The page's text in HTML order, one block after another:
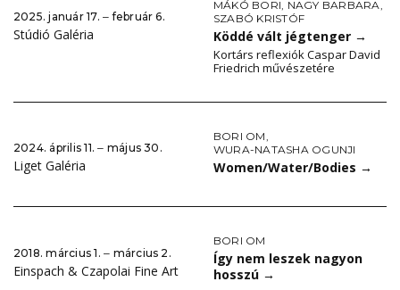
2025. január 17. ‒ február 6.
Stúdió Galéria
MÁKÓ BORI, NAGY BARBARA,
SZABÓ KRISTÓF
Köddé vált jégtenger →
Kortárs reflexiók Caspar David
Friedrich művészetére
2024. április 11. ‒ május 30.
Liget Galéria
BORI OM,
WURA-NATASHA OGUNJI
Women/Water/Bodies →
2018. március 1. ‒ március 2.
Einspach & Czapolai Fine Art
BORI OM
Így nem leszek nagyon
hosszú →